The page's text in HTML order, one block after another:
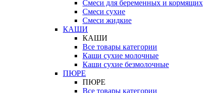
Смеси для беременных и кормящих
Смеси сухие
Смеси жидкие
КАШИ
КАШИ
Все товары категории
Каши сухие молочные
Каши сухие безмолочные
ПЮРЕ
ПЮРЕ
Все товары категории